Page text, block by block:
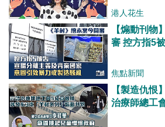
港人花生
【煽動刊物
審 控方指5
焦點新聞
【製造仇恨
治療師總工